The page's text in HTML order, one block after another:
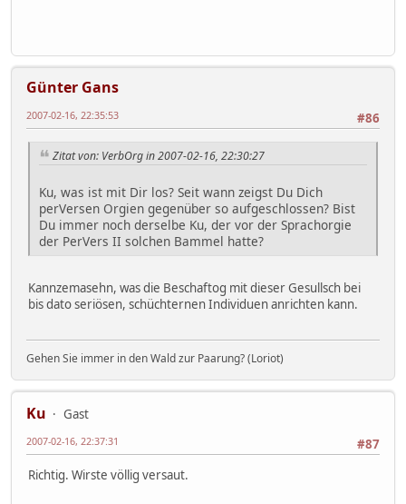
Günter Gans
#86
2007-02-16, 22:35:53
Zitat von: VerbOrg in 2007-02-16, 22:30:27
Ku, was ist mit Dir los? Seit wann zeigst Du Dich
perVersen Orgien gegenüber so aufgeschlossen? Bist
Du immer noch derselbe Ku, der vor der Sprachorgie
der PerVers II solchen Bammel hatte?
Kannzemasehn, was die Beschaftog mit dieser Gesullsch bei
bis dato seriösen, schüchternen Individuen anrichten kann.
Gehen Sie immer in den Wald zur Paarung? (Loriot)
Ku
Gast
#87
2007-02-16, 22:37:31
Richtig. Wirste völlig versaut.